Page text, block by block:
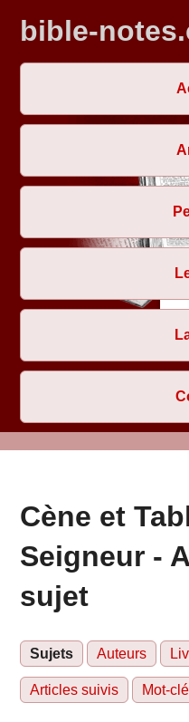
bible-
Cène et
Seigneur -
sujet
Sujets Auteurs
Articles suivis Mot-clé